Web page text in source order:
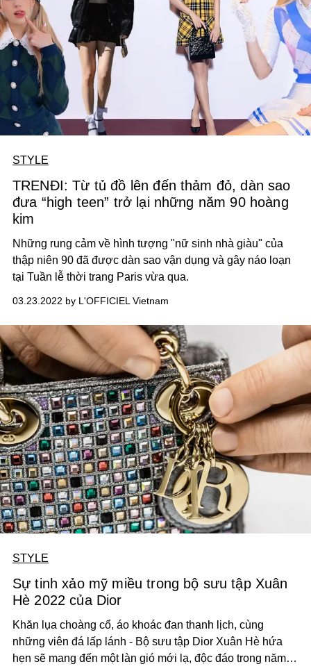
STYLE
TRENĐI: Từ tủ đồ lên đến thảm đỏ, dàn sao
đưa “high teen” trở lại những năm 90 hoàng
kim
Những rung cảm về hình tượng "nữ sinh nhà giàu" của
thập niên 90 đã được dàn sao vận dụng và gây náo loạn
tại Tuần lễ thời trang Paris vừa qua.
03.23.2022 by L'OFFICIEL Vietnam
STYLE
Sự tinh xảo mỹ miều trong bộ sưu tập Xuân
Hè 2022 của Dior
Khăn lụa choàng cổ, áo khoác đan thanh lịch, cùng
những viên đá lấp lánh - Bộ sưu tập Dior Xuân Hè hứa
hẹn sẽ mang đến một làn gió mới lạ, độc đáo trong năm